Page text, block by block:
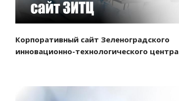
Корпоративный сайт Зеленоградского
инновационно-технологического центра